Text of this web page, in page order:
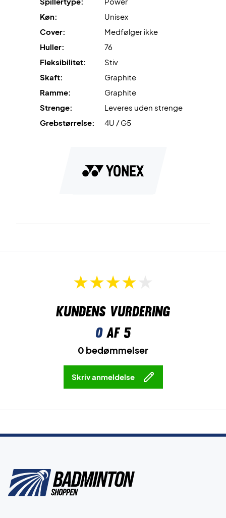
Ekspertrådgivning: Til denne ketcher anbefaler vi en
Yonex BG80
Leveresuden cover
Køn:
Unisex
Cover:
Medfølger ikke
Huller:
76
Fleksibilitet:
Stiv
Skaft:
Graphite
Ramme:
Graphite
Strenge:
Leveres uden strenge
Grebstørrelse:
4U / G5
Kundens vurdering
0af 5
0 bedømmelser
Skriv anmeldelse